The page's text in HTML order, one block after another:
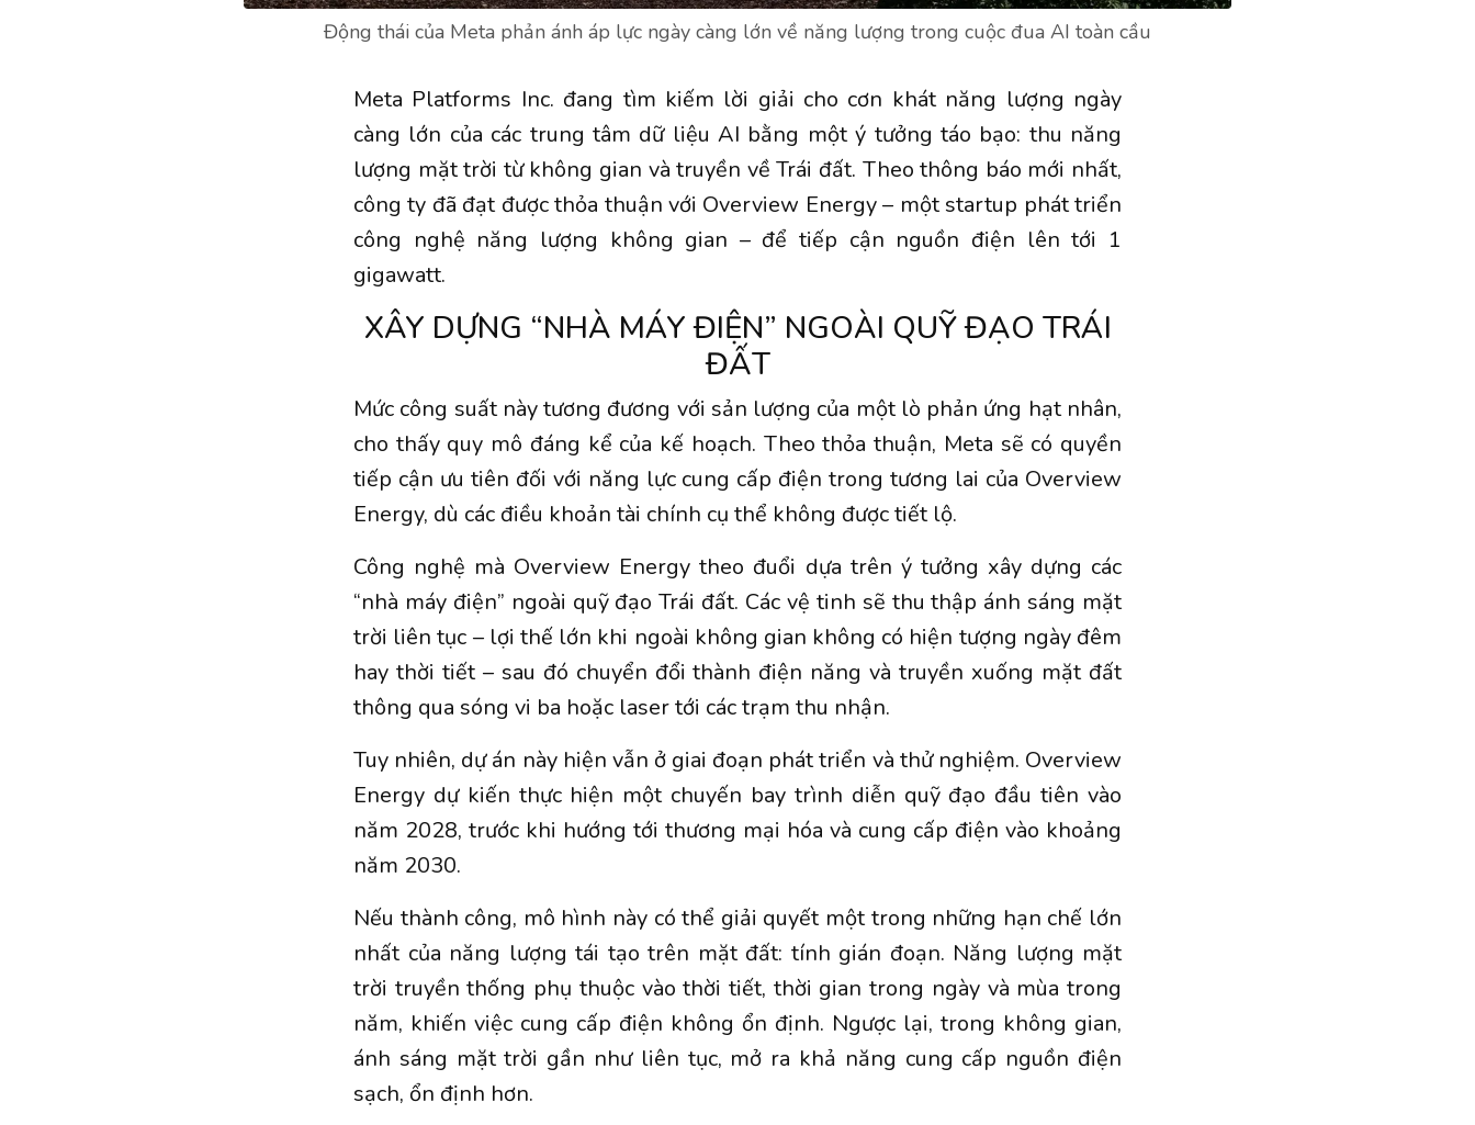
Động thái của Meta phản ánh áp lực ngày càng lớn về năng lượng trong cuộc đua AI toàn cầu
Meta Platforms Inc. đang tìm kiếm lời giải cho cơn khát năng lượng ngày
càng lớn của các trung tâm dữ liệu AI bằng một ý tưởng táo bạo: thu năng
lượng mặt trời từ không gian và truyền về Trái đất. Theo thông báo mới nhất,
công ty đã đạt được thỏa thuận với Overview Energy – một startup phát triển
công nghệ năng lượng không gian – để tiếp cận nguồn điện lên tới 1
gigawatt.
XÂY DỰNG “NHÀ MÁY ĐIỆN” NGOÀI QUỸ ĐẠO TRÁI
ĐẤT
Mức công suất này tương đương với sản lượng của một lò phản ứng hạt nhân,
cho thấy quy mô đáng kể của kế hoạch. Theo thỏa thuận, Meta sẽ có quyền
tiếp cận ưu tiên đối với năng lực cung cấp điện trong tương lai của Overview
Energy, dù các điều khoản tài chính cụ thể không được tiết lộ.
Công nghệ mà Overview Energy theo đuổi dựa trên ý tưởng xây dựng các
“nhà máy điện” ngoài quỹ đạo Trái đất. Các vệ tinh sẽ thu thập ánh sáng mặt
trời liên tục – lợi thế lớn khi ngoài không gian không có hiện tượng ngày đêm
hay thời tiết – sau đó chuyển đổi thành điện năng và truyền xuống mặt đất
thông qua sóng vi ba hoặc laser tới các trạm thu nhận.
Tuy nhiên, dự án này hiện vẫn ở giai đoạn phát triển và thử nghiệm. Overview
Energy dự kiến thực hiện một chuyến bay trình diễn quỹ đạo đầu tiên vào
năm 2028, trước khi hướng tới thương mại hóa và cung cấp điện vào khoảng
năm 2030.
Nếu thành công, mô hình này có thể giải quyết một trong những hạn chế lớn
nhất của năng lượng tái tạo trên mặt đất: tính gián đoạn. Năng lượng mặt
trời truyền thống phụ thuộc vào thời tiết, thời gian trong ngày và mùa trong
năm, khiến việc cung cấp điện không ổn định. Ngược lại, trong không gian,
ánh sáng mặt trời gần như liên tục, mở ra khả năng cung cấp nguồn điện
sạch, ổn định hơn.